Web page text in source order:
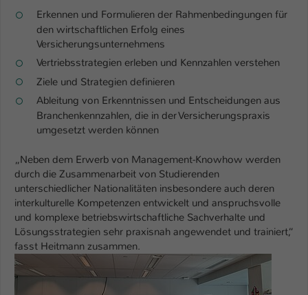
Show larger version
Erkennen und Formulieren der Rahmenbedingungen für
den wirtschaftlichen Erfolg eines
Versicherungsunternehmens
Vertriebsstrategien erleben und Kennzahlen verstehen
Ziele und Strategien definieren
Ableitung von Erkenntnissen und Entscheidungen aus
Branchenkennzahlen, die in der Versicherungspraxis
umgesetzt werden können
„Neben dem Erwerb von Management-Knowhow werden
durch die Zusammenarbeit von Studierenden
unterschiedlicher Nationalitäten insbesondere auch deren
interkulturelle Kompetenzen entwickelt und anspruchsvolle
und komplexe betriebswirtschaftliche Sachverhalte und
Lösungsstrategien sehr praxisnah angewendet und trainiert,“
fasst Heitmann zusammen.
Zweck
generierte ID, für die historische
Speicherung Ihrer vorgenommen
Einstellungen, falls der Webseiten-
Betreiber dies eingestellt hat.
Name
Anbieter
Laufzeit 1 Woche
Zweck
Dieses Cookie ist ein Standard-Session-
Cookie von TYPO3. Es speichert im Fall
eines Intranet-Logins die Session-ID. So
kann der eingeloggte Benutzer
wiedererkannt werden und es wird ihm
Zugang zu geschützten Bereichen
gewährt.